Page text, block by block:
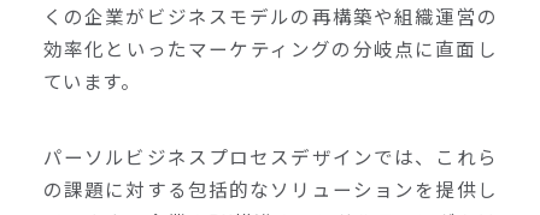
くの企業がビジネスモデルの再構築や組織運営の
効率化といったマーケティングの分岐点に直面し
ています。
パーソルビジネスプロセスデザインでは、これら
の課題に対する包括的なソリューションを提供し